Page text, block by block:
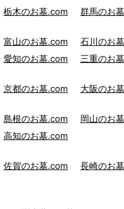
栃木のお墓.com 群馬のお
富山のお墓.com 石川のお
愛知のお墓.com 三重のお
京都のお墓.com 大阪のお
島根のお墓.com 岡山のお
高知のお墓.com
佐賀のお墓.com 長崎のお